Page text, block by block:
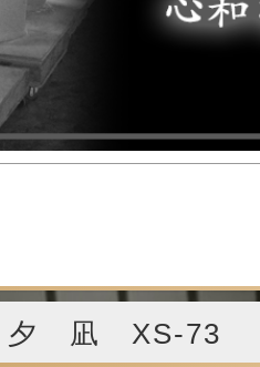
夕 凪 XS-73